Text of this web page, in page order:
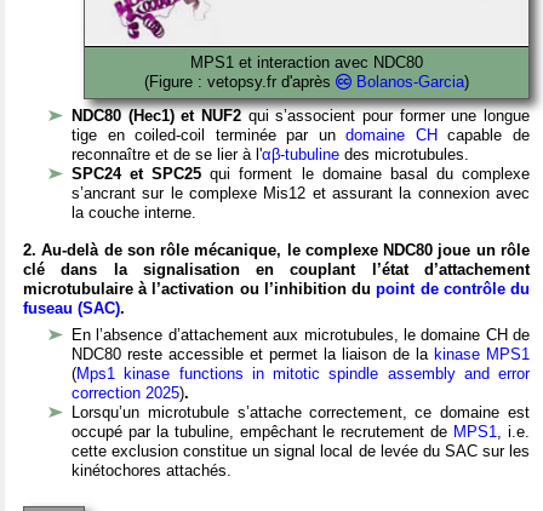
MPS1 et interaction avec NDC80
(Figure : vetopsy.fr d'après
Bolanos-Garcia)
NDC80 (Hec1) et NUF2qui s’associent pour former une longue
tige en coiled-coil terminée par undomaine CHcapable de
reconnaître et de se lier à l'αβ-tubuline des microtubules.
SPC24 et SPC25 qui forment le domaine basal du complexe
s’ancrant sur le complexe Mis12 et assurant la connexion avec
la couche interne.
2. Au-delà de son rôle mécanique, le complexe NDC80 joue un rôle
clé dans la signalisation en couplant l’état d’attachement
microtubulaire à l’activation ou l’inhibition dupoint de contrôle du
fuseau (SAC).
En l’absence d’attachement aux microtubules, le domaine CH de
NDC80 reste accessible et permet la liaison de la kinase MPS1
(Mps1 kinase functions in mitotic spindle assembly and error
correction 2025).
Lorsqu’un microtubule s’attache correctement, ce domaine est
occupé par la tubuline, empêchant le recrutement de MPS1
, i.e.
cette exclusion constitue un signal local de levée du SAC sur les
kinétochores attachés.